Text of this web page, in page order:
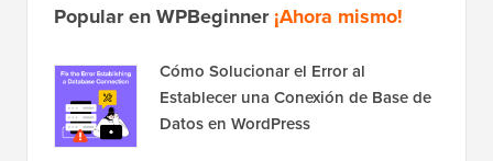
Popular en WPBeginner¡Ahora mismo!
Cómo Solucionar el Error al
Establecer una Conexión de Base de
Datos en WordPress